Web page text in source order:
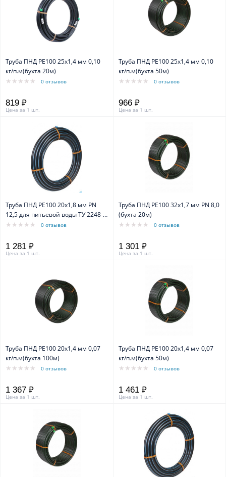
Труба ПНД PE100 25x1,4 мм 0,10
кг/п.м(бухта 20м)
0 отзывов
819 ₽
Цена за 1 шт.
Труба ПНД PE100 25x1,4 мм 0,10
кг/п.м(бухта 50м)
0 отзывов
966 ₽
Цена за 1 шт.
Труба ПНД PE100 20x1,8 мм PN
12,5 для питьевой воды ТУ 2248-
006-61533394-2010 (бухта 20м)
0 отзывов
1 281 ₽
Цена за 1 шт.
Труба ПНД PE100 32x1,7 мм PN 8,0
(бухта 20м)
0 отзывов
1 301 ₽
Цена за 1 шт.
Труба ПНД PE100 20x1,4 мм 0,07
кг/п.м(бухта 100м)
0 отзывов
1 367 ₽
Цена за 1 шт.
Труба ПНД PE100 20x1,4 мм 0,07
кг/п.м(бухта 50м)
0 отзывов
1 461 ₽
Цена за 1 шт.